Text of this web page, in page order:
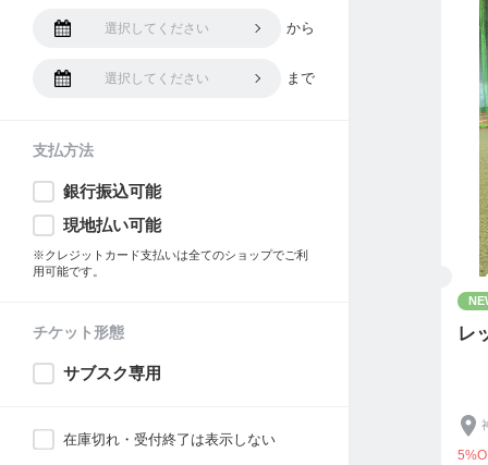
レ
選択してください から
選択してください まで
支払方法
銀行振込可能
現地払い可能
※クレジットカード支払いは全てのショップでご利
用可能です。
チケット形態
サブスク専用
在庫切れ・受付終了は表示しない